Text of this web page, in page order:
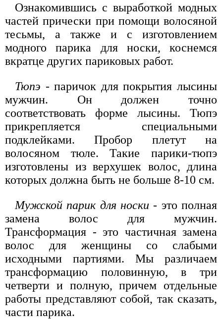
Ознакомившись с выработкой модных
частей прически при помощи волосяной
тесьмы, а также и с изготовлением
модного парика для носки, коснемся
вкратце других париковых работ.
Тюпэ - паричок для покрытия лысины
мужчин. Он должен точно
соответствовать форме лысины. Тюпэ
прикрепляется специальными
подклейками. Пробор плетут на
волосяном тюле. Такие парики-тюпэ
изготовлены из верхушек волос, длина
которых должна быть не больше 8-10 см.
Мужской парик для носки- это полная
замена волос для мужчин.
Трансформация - это частичная замена
волос для женщины со слабыми
исходными партиями. Мы различаем
трансформацию половинную, в три
четверти и полную, причем отдельные
работы представляют собой, так сказать,
части парика.